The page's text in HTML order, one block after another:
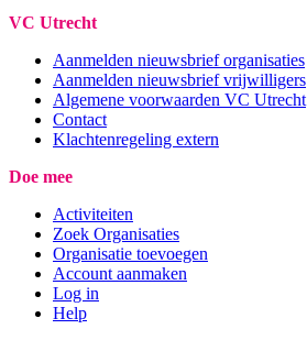
VC Utrecht
Aanmelden nieuwsbrief organisaties
Aanmelden nieuwsbrief vrijwilligers
Algemene voorwaarden VC Utrecht
Contact
Klachtenregeling extern
Doe mee
Activiteiten
Zoek Organisaties
Organisatie toevoegen
Account aanmaken
Log in
Help